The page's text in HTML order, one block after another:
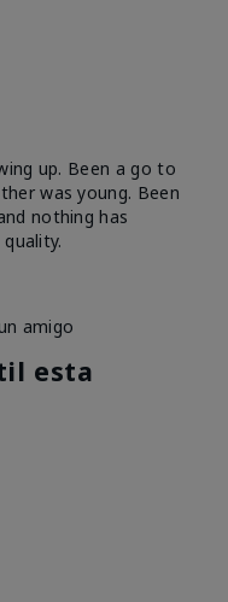
up. Been a go to
was young. Been
nothing has
amigo
esta